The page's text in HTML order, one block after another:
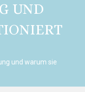
UND
und warum sie